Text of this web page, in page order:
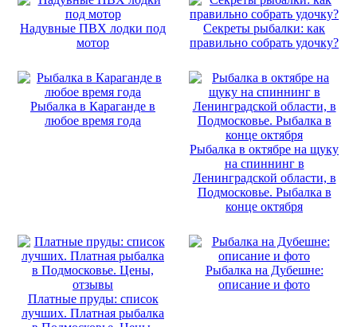
Надувные ПВХ лодки под
мотор
Секреты рыбалки: как
правильно собрать удочку?
Рыбалка в Караганде в
любое время года
Рыбалка в октябре на щуку
на спиннинг в
Ленинградской области, в
Подмосковье. Рыбалка в
конце октября
Платные пруды: список
лучших. Платная рыбалка
Рыбалка на Дубешне:
описание и фото